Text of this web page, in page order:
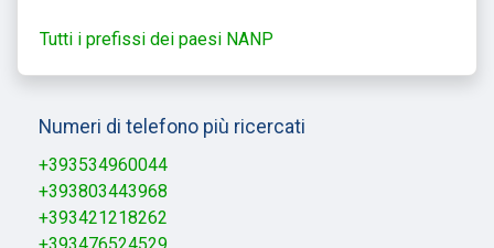
Tutti i prefissi dei paesi NANP
Numeri di telefono più ricercati
+393534960044
+393803443968
+393421218262